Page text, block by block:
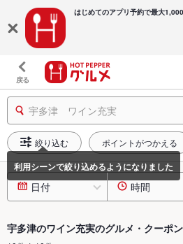
はじめてのアプリ予約で最大
戻る
宇多津 ワイン充実
絞り込む ポイントがつかえる
日付 時間
宇多津のワイン充実のグルメ・クーポ